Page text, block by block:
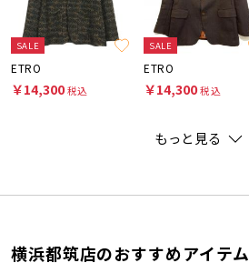
SALE
ETRO
￥14,300税込
SALE
ETRO
￥14,300税込
もっと見る
横浜都筑店のおすすめアイテム